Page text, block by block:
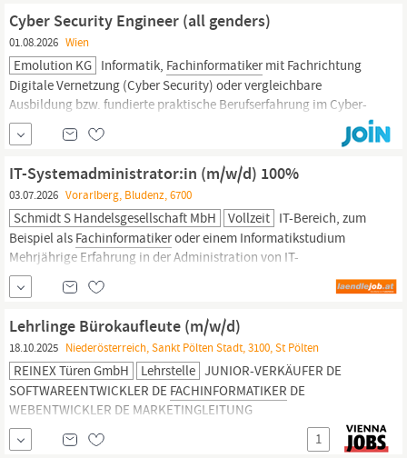
Systeme der Informations- und...
Cyber Security Engineer (all genders)
01.08.2026 Wien
Emolution KG Informatik, Fachinformatikermit Fachrichtung
Digitale Vernetzung (Cyber Security) oder vergleichbare
Ausbildung bzw. fundierte praktische Berufserfahrung im Cyber-
Security-Umfeld Deutschkenntnisse C1 Niveau, B2 als
Minimalerfordernis Englischkenntnisse B2 Benefits Familiäres,
positives Betriebsklima mit flacher Hierarchie Je nach Erfahrung
und...
IT-Systemadministrator:in (m/w/d) 100%
03.07.2026 Vorarlberg, Bludenz, 6700
Schmidt S Handelsgesellschaft MbH Vollzeit IT-Bereich, zum
Beispiel als Fachinformatikeroder einem Informatikstudium
Mehrjährige Erfahrung in der Administration von IT-
Infrastrukturen Fundierte Kenntnisse in Netzwerk, Virtualisierung,
Storage sowie Windows- und Linux-Servern Erfahrung mit
Monitoring- und Ticket-Systemen Eine selbstständige,
strukturierte und
Lehrlinge Bürokaufleute (m/w/d)
18.10.2025 Niederösterreich, Sankt Pölten Stadt, 3100, St Pölten
REINEX Türen GmbH Lehrstelle JUNIOR-VERKÄUFER DE
SOFTWAREENTWICKLER DE FACHINFORMATIKER DE
WEBENTWICKLER DE MARKETINGLEITUNG
MARKETINGMITARBEITERIN DE FINANZBUCHHALTER DE LEITER
PERSONAL UND BUCHHALTUNG LOHNBUCHHALTER DE
1